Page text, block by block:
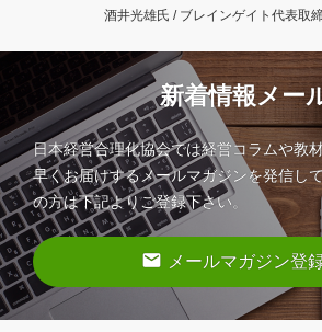
酒井光雄氏 / ブレインゲイト代表取
新着情報メー
日本経営合理化協会では経営コラムや教
早くお届けするメールマガジンを発信し
の方は下記よりご登録下さい。
email メールマガジン登